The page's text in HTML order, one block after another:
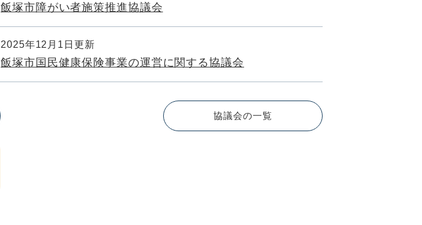
飯塚市障がい者施策推進協議会
2025年12月1日更新
飯塚市国民健康保険事業の運営に関する協議会
協議会の一覧